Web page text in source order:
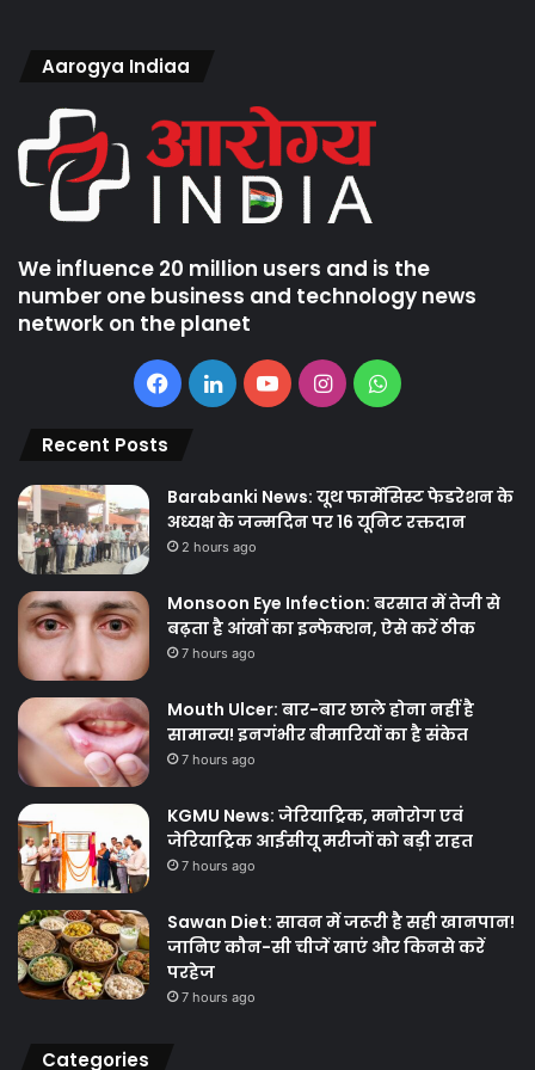
Aarogya Indiaa
We influence 20 million users and is the
number one business and technology news
network on the planet
Facebook
LinkedInYouTubeInstagramWhatsApp
Recent Posts
Barabanki News: यूथ फार्मेसिस्ट फेडरेशन के
अध्यक्ष के जन्मदिन पर 16 यूनिट रक्तदान
2 hours ago
Monsoon Eye Infection: बरसात में तेजी से
बढ़ता है आंखों का इन्फेक्शन, ऐसे करें ठीक
7 hours ago
Mouth Ulcer: बार-बार छाले होना नहीं है
सामान्य! इनगंभीर बीमारियों का है संकेत
7 hours ago
KGMU News: जेरियाट्रिक, मनोरोग एवं
जेरियाट्रिक आईसीयू मरीजों को बड़ी राहत
7 hours ago
Sawan Diet: सावन में जरूरी है सही खानपान!
जानिए कौन-सी चीजें खाएं और किनसे करें
परहेज
7 hours ago
Categories